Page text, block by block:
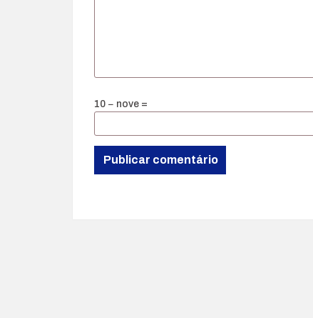
10 − nove =